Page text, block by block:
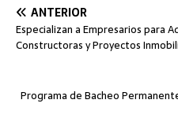
ANTERIOR
Especializan a Empresarios para
Constructoras y Proyectos
Programa de Bacheo